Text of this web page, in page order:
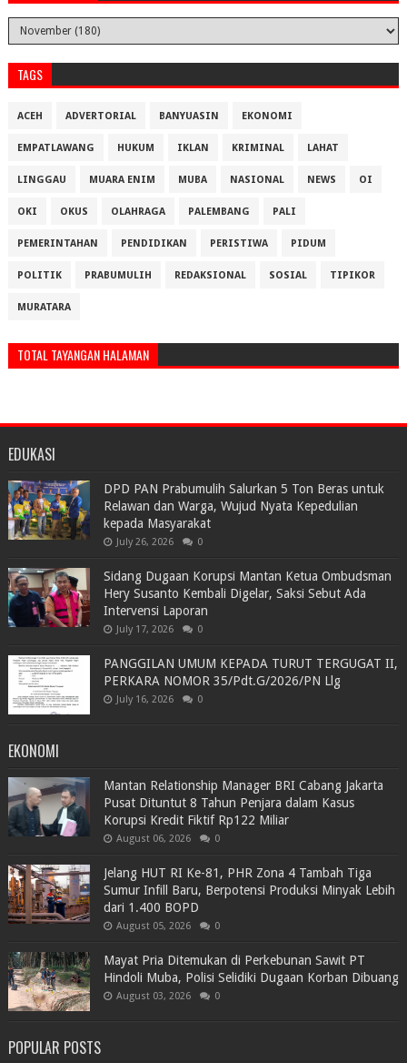
TAGS
ACEH ADVERTORIAL BANYUASIN EKONOMI
EMPATLAWANG HUKUM IKLAN KRIMINAL LAHAT
LINGGAU MUARA ENIM MUBA NASIONAL NEWS OI
OKI OKUS OLAHRAGA PALEMBANG PALI
PEMERINTAHAN PENDIDIKAN PERISTIWA PIDUM
POLITIK PRABUMULIH REDAKSIONAL SOSIAL TIPIKOR
MURATARA
TOTAL TAYANGAN HALAMAN
EDUKASI
DPD PAN Prabumulih Salurkan 5 Ton Beras untuk
Relawan dan Warga, Wujud Nyata Kepedulian
kepada Masyarakat
July 26, 2026 0
Sidang Dugaan Korupsi Mantan Ketua Ombudsman
Hery Susanto Kembali Digelar, Saksi Sebut Ada
Intervensi Laporan
July 17, 2026 0
PANGGILAN UMUM KEPADA TURUT TERGUGAT II,
PERKARA NOMOR 35/Pdt.G/2026/PN Llg
July 16, 2026 0
EKONOMI
Mantan Relationship Manager BRI Cabang Jakarta
Pusat Dituntut 8 Tahun Penjara dalam Kasus
Korupsi Kredit Fiktif Rp122 Miliar
August 06, 2026 0
Jelang HUT RI Ke-81, PHR Zona 4 Tambah Tiga
Sumur Infill Baru, Berpotensi Produksi Minyak Lebih
dari 1.400 BOPD
August 05, 2026 0
Mayat Pria Ditemukan di Perkebunan Sawit PT
Hindoli Muba, Polisi Selidiki Dugaan Korban Dibuang
August 03, 2026 0
POPULAR POSTS